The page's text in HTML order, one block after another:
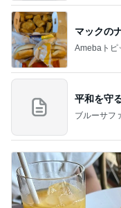
マックの
Amebaトピ
平和を守
ブルーサフ